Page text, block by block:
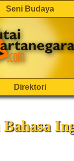
Seni Budaya
Direktori